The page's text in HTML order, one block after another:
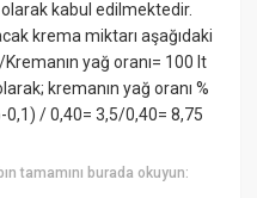
olarak kabul edilmektedir.
krema miktarı aşağıdaki
yağ oranı= 100 lt
kremanın yağ oranı %
/ 0,40= 3,5/0,40= 8,75
tamamını burada okuyun: